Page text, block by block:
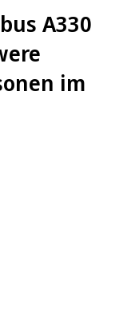
A330
im